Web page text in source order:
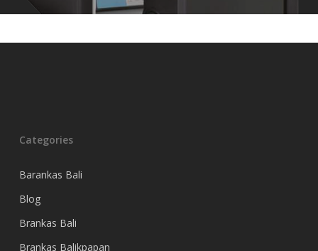
Categories
Barankas Bali
Blog
Brankas Bali
Brankas Balikpapan